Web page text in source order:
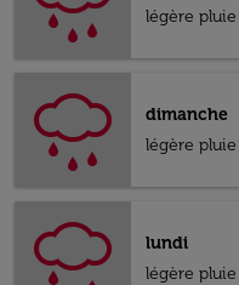
légère pluie
dimanche
légère pluie
lundi
légère pluie